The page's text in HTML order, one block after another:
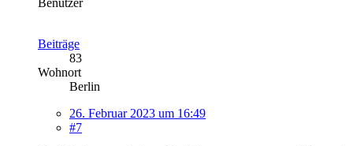
Beiträge
83
Wohnort
Berlin
26. Februar 2023 um 16:49
#7